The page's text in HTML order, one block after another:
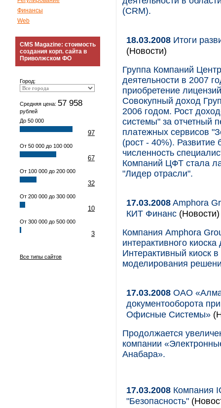
Финансы
Web
CMS Magazine: стоимость
создания корп. сайта в
Приволжском ФО
Город:
Средняя цена: 57 958
рублей
До 50 000
97
От 50 000 до 100 000
67
От 100 000 до 200 000
32
От 200 000 до 300 000
10
От 300 000 до 500 000
3
Все типы сайтов
(CRM).
18.03.2008 Итоги
(Новости)
Группа Компаний
деятельности в 2007
приобретение
Совокупный доход
2006 годом. Рост
системы" за отчетный
платежных сервисов
(рост - 40%). Развитие
численность
Компаний ЦФТ стала
"Лидер отрасли".
17.03.2008Amphora
КИТ Финанс (Новости)
Компания Amphora
интерактивного
Интерактивный киоск
моделирования
17.03.2008 ОАО
документооборота
Офисные Системы»
Продолжается
компании
Анабара».
17.03.2008 Компания
"Безопасность"